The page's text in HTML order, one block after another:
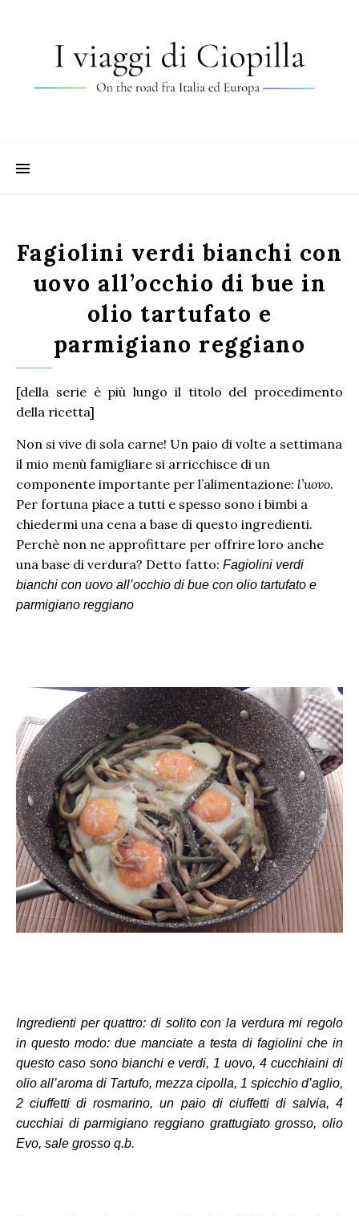
Fagiolini verdi bianchi con
uovo all’occhio di bue in
olio tartufato e
parmigiano reggiano
[della serie è più lungo il titolo del procedimento
della ricetta]
Non si vive di sola carne! Un paio di volte a settimana
il mio menù famigliare si arricchisce di un
componente importante per l’alimentazione: l’uovo.
Per fortuna piace a tutti e spesso sono i bimbi a
chiedermi una cena a base di questo ingredienti.
Perchè non ne approfittare per offrire loro anche
una base di verdura? Detto fatto: Fagiolini verdi
bianchi con uovo all’occhio di bue con olio tartufato e
parmigiano reggiano
Ingredienti per quattro: di solito con la verdura mi regolo
in questo modo: due manciate a testa di fagiolini che in
questo caso sono bianchi e verdi, 1 uovo, 4 cucchiaini di
olio all’aroma di Tartufo, mezza cipolla, 1 spicchio d’aglio,
2 ciuffetti di rosmarino, un paio di ciuffetti di salvia, 4
cucchiai di parmigiano reggiano grattugiato grosso, olio
Evo, sale grosso q.b.